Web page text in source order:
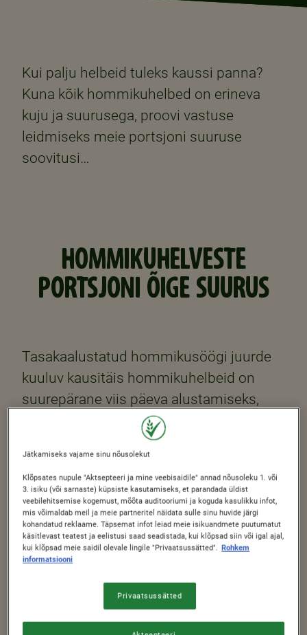
Kui palju helbeid tuleks kaussi panna?
Kuna kõik hommikuhelbed on erineva
kuju ja suurusega, proovi vastuse
leidmiseks meie portsjoni suuruse
soovitusi…
HOMMIKUHELVESTE
PORTSJONI ÕIGE SUURUS
Tasakaalustatud hommikusöögi juurde
kuuluv kausitäis hommikuhelbeid on
suurepärane viis päeva alustamiseks,
kuid see, kui palju helbeid sa sööd, peaks
sõltuma sinu energiavajadusest. Oleme
välja selgitanud, et tasakaalustatud
hommikusöögi osana sobib 6–8-aastase
lapse energiavajadusega hästi 30-
grammine hommikuhelveste portsjon.
Tegelikult on see soovituslik standardne
meie hommikuhelveste karpidel. Selle
võrdlusväärtuse abil on lihtne võrrelda
Jätkamiseks vajame sinu nõusolekut
Klõpsates nupule "Aktsepteeri ja mine veebisaidile" annad nõusoleku 1. või
3. isiku (või sarnaste) küpsiste kasutamiseks, et parandada üldist
veebilehitsemise kogemust, mõõta auditooriumi ja koguda kasulikku infot,
mis võimaldab meil ja meie partneritel näidata sulle sinu huvide järgi
kohandatud reklaame. Täpsemat infot leiad meie isikuandmete puutumatut
käsitlevast teatest ja eelistusi saad seadistada, kui klõpsad siin või igal ajal,
kui klõpsad meie saidil olevale lingile "Privaatsussätted". Rohkem
informatsiooni
Privaatsussätted